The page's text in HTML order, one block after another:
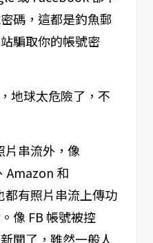
碼，這都是釣魚郵
騙取你的帳號密
地球太危險了，不
片串流外，像
Amazon 和
有照片串流上傳功
像 FB 帳號被控
聞了，雖然一般人